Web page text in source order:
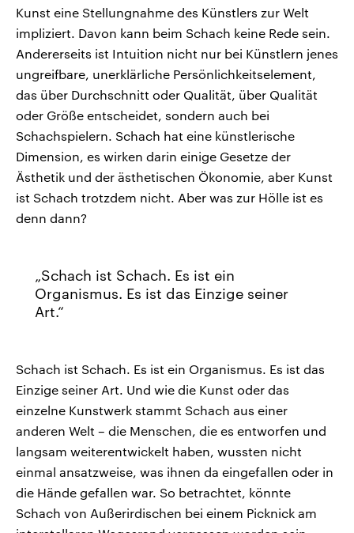
Kunst eine Stellungnahme des Künstlers zur Welt
impliziert. Davon kann beim Schach keine Rede sein.
Andererseits ist Intuition nicht nur bei Künstlern jenes
ungreifbare, unerklärliche Persönlichkeitselement,
das über Durchschnitt oder Qualität, über Qualität
oder Größe entscheidet, sondern auch bei
Schachspielern. Schach hat eine künstlerische
Dimension, es wirken darin einige Gesetze der
Ästhetik und der ästhetischen Ökonomie, aber Kunst
ist Schach trotzdem nicht. Aber was zur Hölle ist es
denn dann?
Schach ist Schach. Es ist ein
Organismus. Es ist das Einzige seiner
Art.
Schach ist Schach. Es ist ein Organismus. Es ist das
Einzige seiner Art. Und wie die Kunst oder das
einzelne Kunstwerk stammt Schach aus einer
anderen Welt – die Menschen, die es entworfen und
langsam weiterentwickelt haben, wussten nicht
einmal ansatzweise, was ihnen da eingefallen oder in
die Hände gefallen war. So betrachtet, könnte
Schach von Außerirdischen bei einem Picknick am